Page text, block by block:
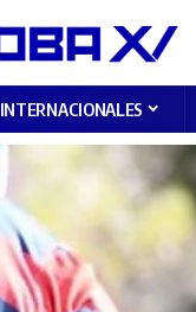
INTERNACIONALES